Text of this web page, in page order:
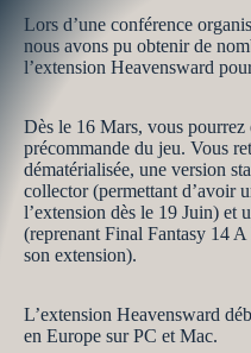
Lors d’une conférence
nous avons pu obtenir de
l’extension Heavensward
Dès le 16 Mars, vous pourrez
précommande du jeu. Vous
dématérialisée, une version
collector (permettant d’avoir
l’extension dès le 19 Juin) et
(reprenant Final Fantasy 14
son extension).
L’extension Heavensward
en Europe sur PC et Mac.